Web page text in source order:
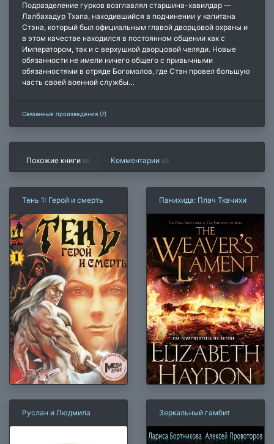
Подразделение гурков возглавлял старшина-хавилдар —
Лалбахадур Тхапа, находившийся в подчинении у капитана
Стэна, который был официальным главой дворцовой охраны и
в этом качестве находился в постоянном общении как с
Императором, так и с верхушкой дворцовой челяди. Новые
обязанности не имели ничего общего с привычными
обязанностями в отряде Богомолов, где Стэн провел большую
часть своей военной службы…
Связанные произведения (7)
Похожие книги (4) Комментарии (0 )
Тень 1: Герой и смерть Панихида: Плач Ткачихи
Руслан и Людмила Зеркальный гамбит